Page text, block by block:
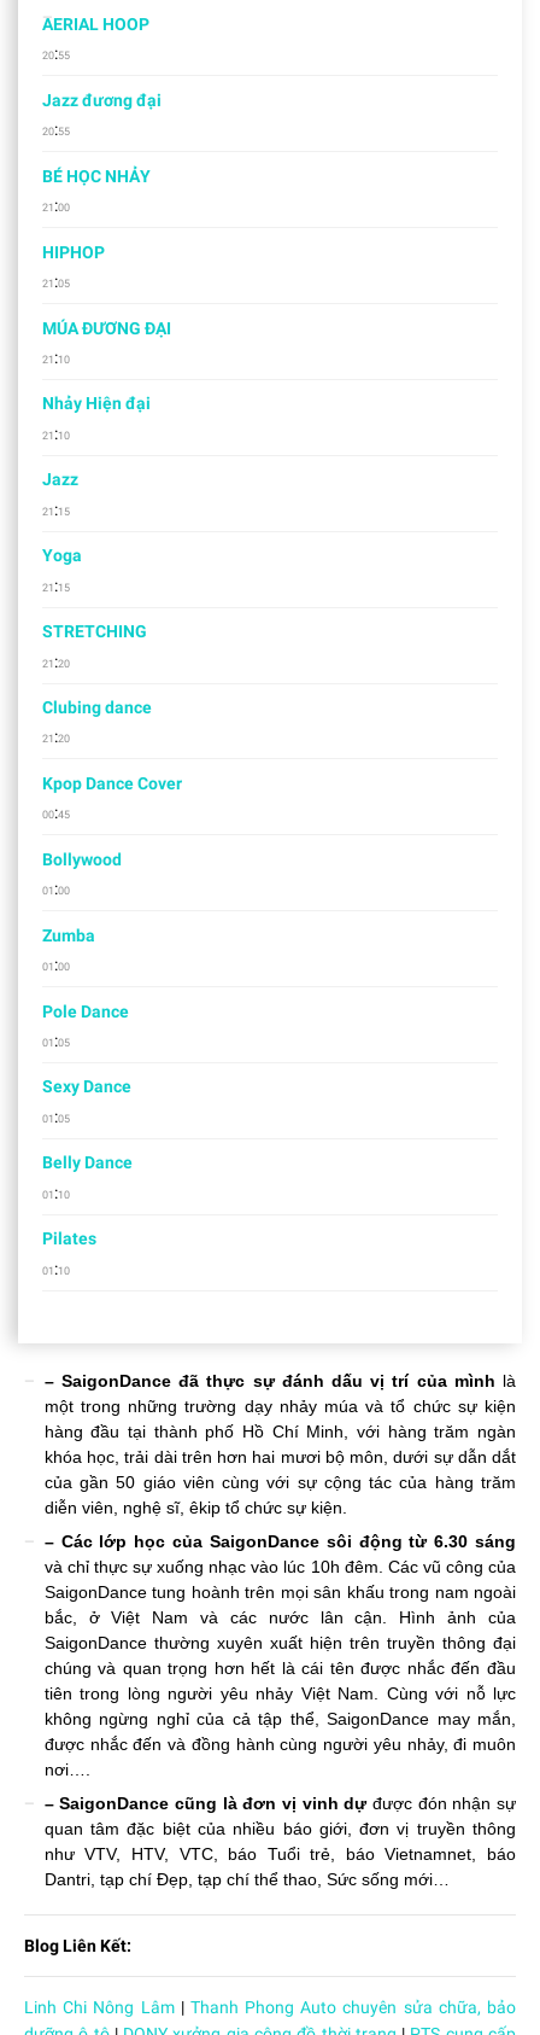
AERIAL HOOP
20:55
Jazz đương đại
20:55
BÉ HỌC NHẢY
21 :00
HIPHOP
21 :05
MÚA ĐƯƠNG ĐẠI
21 :10
Nhảy Hiện đại
21 :10
Jazz
21 :15
Yoga
21 :15
STRETCHING
21 :20
Clubing dance
21 :20
Kpop Dance Cover
00:45
Bollywood
01 :00
Zumba
01 :00
Pole Dance
01 :05
Sexy Dance
01 :05
Belly Dance
01 :10
Pilates
01 :10
– SaigonDance đã thực sự đánh dấu vị trí của mình là
một trong những trường dạy nhảy múa và tổ chức sự kiện
hàng đầu tại thành phố Hồ Chí Minh, với hàng trăm ngàn
khóa học, trải dài trên hơn hai mươi bộ môn, dưới sự dẫn dắt
của gần 50 giáo viên cùng với sự cộng tác của hàng trăm
diễn viên, nghệ sĩ, êkip tổ chức sự kiện.
– Các lớp học của SaigonDance sôi động từ 6.30 sáng
và chỉ thực sự xuống nhạc vào lúc 10h đêm. Các vũ công của
SaigonDance tung hoành trên mọi sân khấu trong nam ngoài
bắc, ở Việt Nam và các nước lân cận. Hình ảnh của
SaigonDance thường xuyên xuất hiện trên truyền thông đại
chúng và quan trọng hơn hết là cái tên được nhắc đến đầu
tiên trong lòng người yêu nhảy Việt Nam. Cùng với nỗ lực
không ngừng nghỉ của cả tập thể, SaigonDance may mắn,
được nhắc đến và đồng hành cùng người yêu nhảy, đi muôn
nơi….
– SaigonDance cũng là đơn vị vinh dựđược đón nhận sự
quan tâm đặc biệt của nhiều báo giới, đơn vị truyền thông
như VTV, HTV, VTC, báo Tuổi trẻ, báo Vietnamnet, báo
Dantri, tạp chí Đẹp, tạp chí thể thao, Sức sống mới…
Blog Liên Kết:
Linh Chi Nông Lâm| Thanh Phong Auto chuyên sửa chữa, bảo